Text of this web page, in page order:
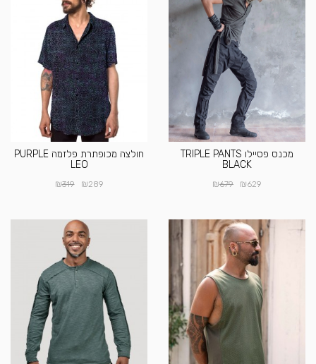
מכנס פסיילו TRIPLE PANTS
BLACK
₪629
₪679
חולצה מכופתרת פלזמה PURPLE
LEO
₪289
₪319